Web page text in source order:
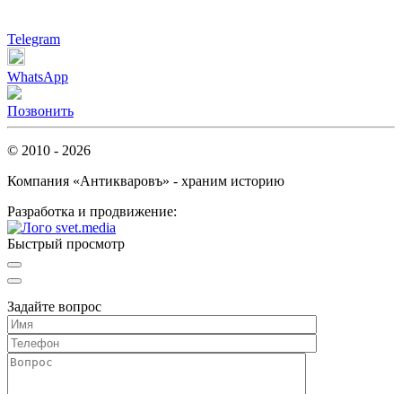
Telegram
WhatsApp
Позвонить
© 2010 - 2026
Компания «Антикваровъ» - храним историю
Разработка и продвижение:
Быстрый просмотр
Задайте вопрос